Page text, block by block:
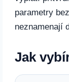
parametry
neznamenají
Jak